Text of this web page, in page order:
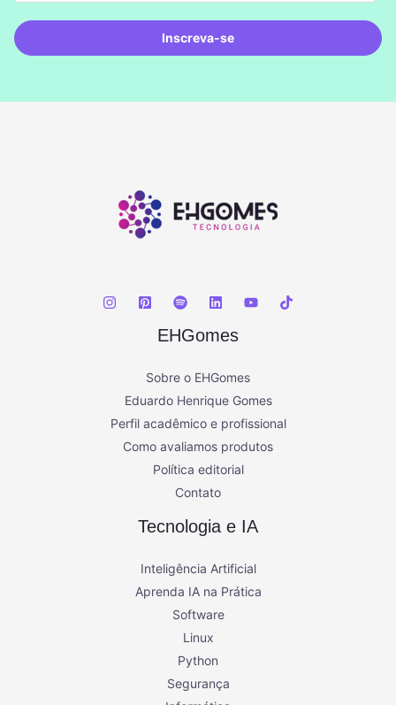
Inscreva-se
EHGomes
Sobre o EHGomes
Eduardo Henrique Gomes
Perfil acadêmico e profissional
Como avaliamos produtos
Política editorial
Contato
Tecnologia e IA
Inteligência Artificial
Aprenda IA na Prática
Software
Linux
Python
Segurança